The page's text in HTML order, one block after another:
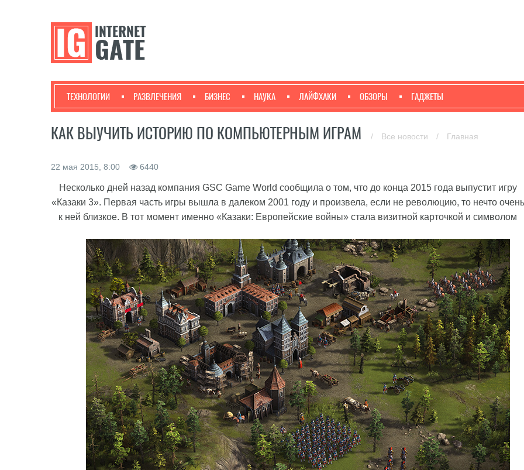
ТЕХНОЛОГИИ РАЗВЛЕЧЕНИЯ БИЗНЕС НАУКА ЛАЙФХАКИ ОБЗОРЫ ГАДЖЕТЫ
КАК ВЫУЧИТЬ ИСТОРИЮ ПО КОМПЬЮТЕРНЫМ ИГРАМ / Все новости / Главная
22 мая 2015, 8:00 6440
Несколько дней назад компания GSC Game World сообщила о том, что до конца 2015 года выпустит игру
«Казаки 3». Первая часть игры вышла в далеком 2001 году и произвела, если не революцию, то нечто очень
к ней близкое. В тот момент именно «Казаки: Европейские войны» стала визитной карточкой и символом